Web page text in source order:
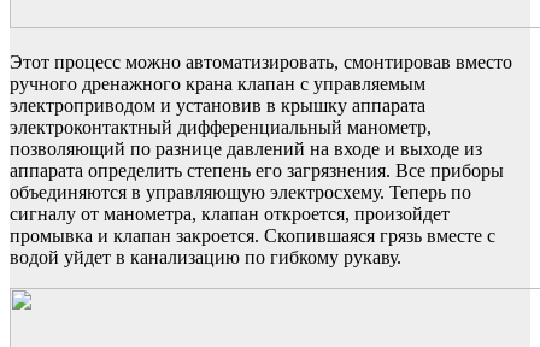
Этот процесс можно автоматизировать, смонтировав вместо
ручного дренажного крана клапан с управляемым
электроприводом и установив в крышку аппарата
электроконтактный дифференциальный манометр,
позволяющий по разнице давлений на входе и выходе из
аппарата определить степень его загрязнения. Все приборы
объединяются в управляющую электросхему. Теперь по
сигналу от манометра, клапан откроется, произойдет
промывка и клапан закроется. Скопившаяся грязь вместе с
водой уйдет в канализацию по гибкому рукаву.